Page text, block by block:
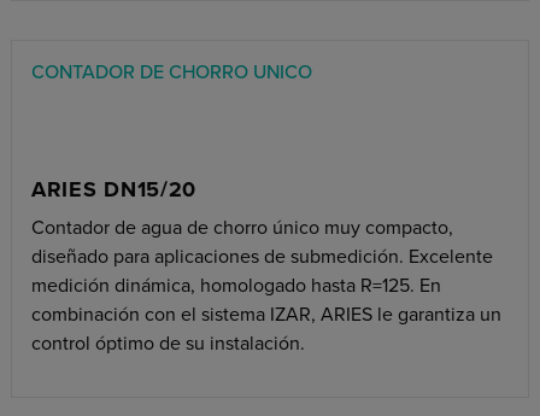
CONTADOR DE CHORRO UNICO
ARIES DN15/20
Contador de agua de chorro único muy compacto,
diseñado para aplicaciones de submedición. Excelente
medición dinámica, homologado hasta R=125. En
combinación con el sistema IZAR, ARIES le garantiza un
control óptimo de su instalación.